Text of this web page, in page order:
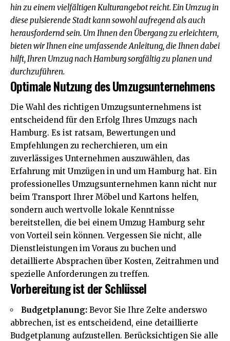
hin zu einem vielfältigen Kulturangebot reicht. Ein Umzug in
diese pulsierende Stadt kann sowohl aufregend als auch
herausfordernd sein. Um Ihnen den Übergang zu erleichtern,
bieten wir Ihnen eine umfassende Anleitung, die Ihnen dabei
hilft, Ihren Umzug nach Hamburg sorgfältig zu planen und
durchzuführen.
Optimale Nutzung des Umzugsunternehmens
Die Wahl des richtigen Umzugsunternehmens ist
entscheidend für den Erfolg Ihres Umzugs nach
Hamburg. Es ist ratsam, Bewertungen und
Empfehlungen zu recherchieren, um ein
zuverlässiges Unternehmen auszuwählen, das
Erfahrung mit Umzügen in und um Hamburg hat. Ein
professionelles Umzugsunternehmen kann nicht nur
beim Transport Ihrer Möbel und Kartons helfen,
sondern auch wertvolle lokale Kenntnisse
bereitstellen, die bei einem Umzug Hamburg sehr
von Vorteil sein können. Vergessen Sie nicht, alle
Dienstleistungen im Voraus zu buchen und
detaillierte Absprachen über Kosten, Zeitrahmen und
spezielle Anforderungen zu treffen.
Vorbereitung ist der Schlüssel
Budgetplanung: Bevor Sie Ihre Zelte anderswo
abbrechen, ist es entscheidend, eine detaillierte
Budgetplanung aufzustellen. Berücksichtigen Sie alle